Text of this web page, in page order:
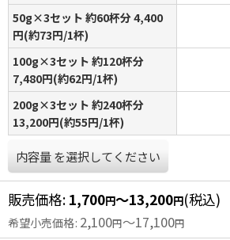
50g×3セット 約60杯分 4,400
円(約73円/1杯)
100g×3セット 約120杯分
7,480円(約62円/1杯)
200g×3セット 約240杯分
13,200円(約55円/1杯)
内容量を選択してください
販売価格: 1,700円～13,200円(税込)
希望小売価格: 2,100円～17,100円